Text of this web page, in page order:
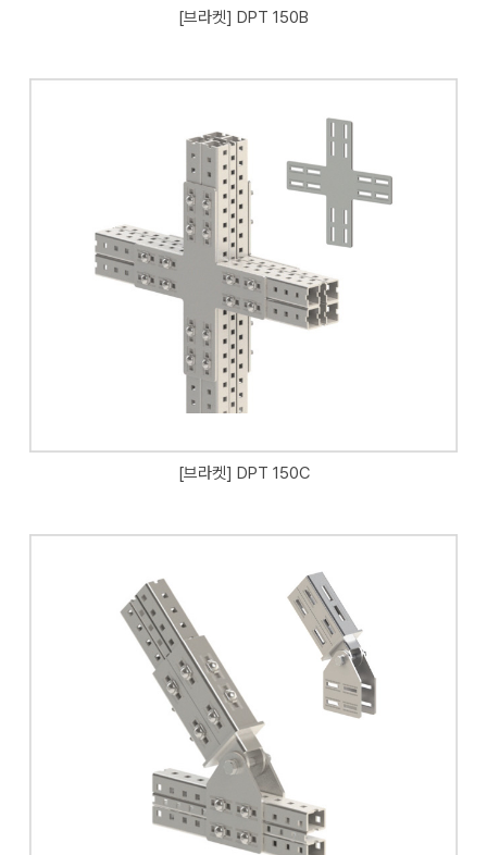
[브라켓] DPT 150B
[브라켓] DPT 150C